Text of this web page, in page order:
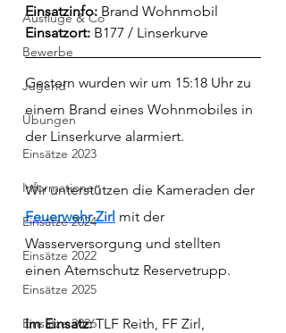
Ausflüge & Co
Bewerbe
Jugend
Übungen
Einsätze 2023
Informationen
Einsätze 2024
Einsätze 2022
Einsätze 2025
Einsätze 2026
Einsatzinfo: Brand Wohnmobil
Einsatzort: B177 / Linserkurve
Gestern wurden wir um 15:18 Uhr zu
einem Brand eines Wohnmobiles in
der Linserkurve alarmiert.
Wir unterstützen die Kameraden der
Feuerwehr Zirl mit der
Wasserversorgung und stellten
einen Atemschutz Reservetrupp.
Im Einsatz: TLF Reith, FF Zirl,